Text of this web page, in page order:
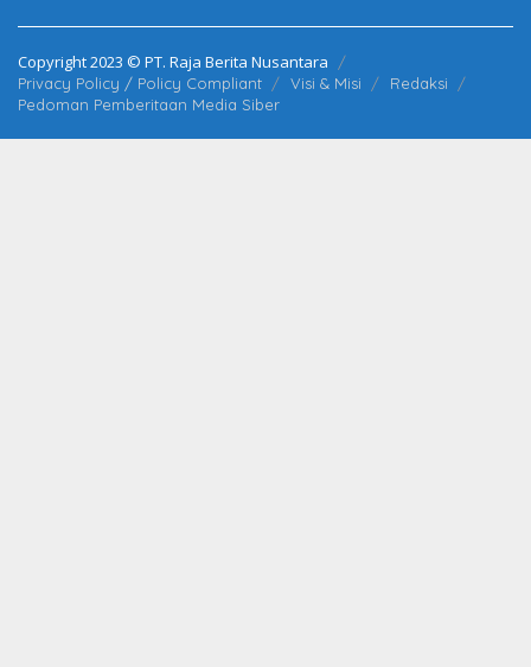
Copyright 2023 © PT. Raja Berita Nusantara
Privacy Policy / Policy Compliant Visi & Misi
Redaksi
Pedoman Pemberitaan Media Siber